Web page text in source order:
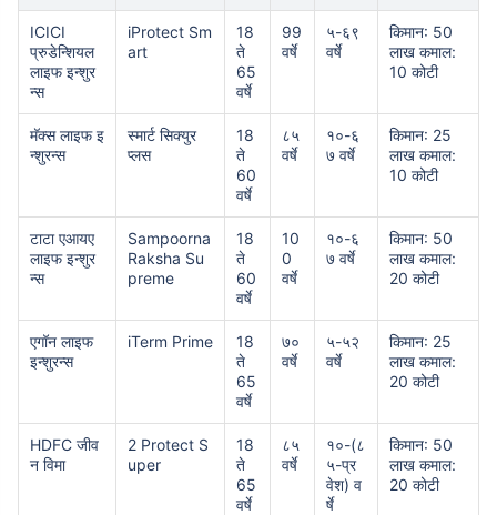
ICICI
प्रुडेन्शियल
लाइफ इन्शुर
न्स
iProtect Sm
art
18
ते
65
वर्षे
99
वर्षे
५-६९
वर्षे
किमान: 50
लाख कमाल:
10 कोटी
मॅक्स लाइफ इ
न्शुरन्स
स्मार्ट सिक्युर
प्लस
18
ते
60
वर्षे
८५
वर्षे
१०-६
७ वर्षे
किमान: 25
लाख कमाल:
10 कोटी
टाटा एआयए
लाइफ इन्शुर
न्स
Sampoorna
Raksha Su
preme
18
ते
60
वर्षे
10
0
वर्षे
१०-६
७ वर्षे
किमान: 50
लाख कमाल:
20 कोटी
एगॉन लाइफ
इन्शुरन्स
iTerm Prime
18
ते
65
वर्षे
७०
वर्षे
५-५२
वर्षे
किमान: 25
लाख कमाल:
20 कोटी
HDFC जीव
न विमा
2 Protect S
uper
18
ते
65
वर्षे
८५
वर्षे
१०-(८
५-प्र
वेश) व
र्षे
किमान: 50
लाख कमाल:
20 कोटी
₹ 1,376/महिना
तुमच्या कुटुंबाची सुरक्षा फक्त एक पाऊल दूर आह
योग्य योजना निवडा
*₹434 प्रति महिना, 1 कोटीच्या टर्म लाइफ विम्यासाठी सुरुवातीची किंमत आहे — धूम्रपान न करणाऱ्या, कोणतेही पूर्व-विद्यमान
आजार नसलेल्या व्यक्तीसाठी, 36 वर्षे वयापर्यंत कव्हर। *₹630 प्रति महिना, 1 कोटीच्या टर्म लाइफ विम्यासाठी सुरुवातीची किंमत
आहे — धूम्रपान न करणाऱ्या, कोणतेही पूर्व-विद्यमान आजार नसलेल्या व्यक्तीसाठी, 46 वर्षे वयापर्यंत कव्हर। *₹1,376 प्रति